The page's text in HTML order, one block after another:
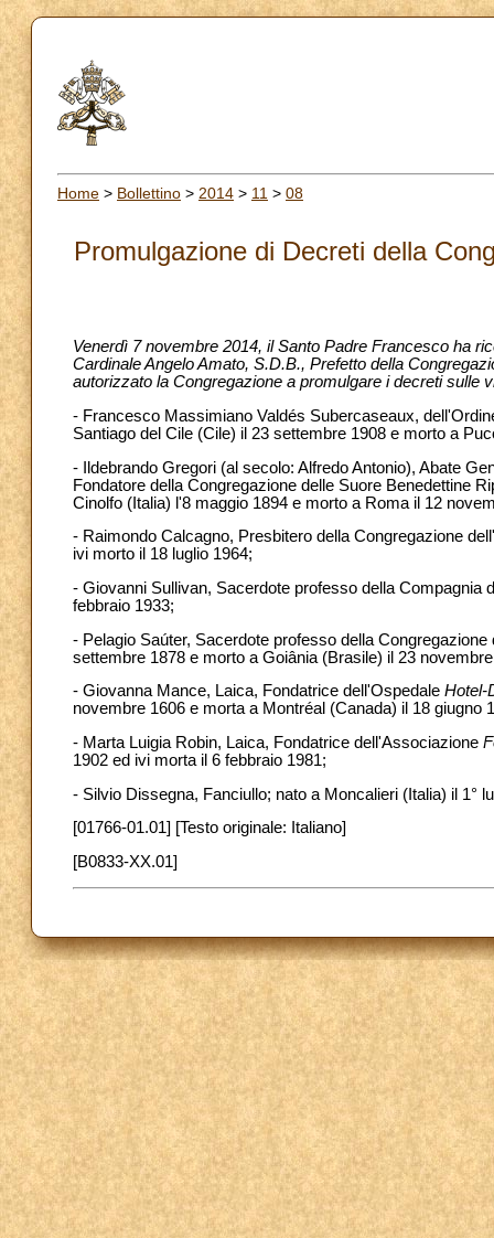
Home > Bollettino > 2014 > 11 > 08
Promulgazione di Decreti della
Venerdì 7 novembre 2014, il Santo Padre Francesco ha
Cardinale Angelo Amato, S.D.B., Prefetto della
autorizzato la Congregazione a promulgare i decreti sulle
- Francesco Massimiano Valdés Subercaseaux,
Santiago del Cile (Cile) il 23 settembre 1908 e morto a
- Ildebrando Gregori (al secolo: Alfredo Antonio), Abate
Fondatore della Congregazione delle Suore Benedettine
Cinolfo (Italia) l'8 maggio 1894 e morto a Roma il 12
- Raimondo Calcagno, Presbitero della Congregazione
ivi morto il 18 luglio 1964;
- Giovanni Sullivan, Sacerdote professo della Compagnia
febbraio 1933;
- Pelagio Saúter, Sacerdote professo della
settembre 1878 e morto a Goiânia (Brasile) il 23
- Giovanna Mance, Laica, Fondatrice dell'Ospedale Hotel-
novembre 1606 e morta a Montréal (Canada) il 18 giugno
- Marta Luigia Robin, Laica, Fondatrice dell'Associazione
1902 ed ivi morta il 6 febbraio 1981;
- Silvio Dissegna, Fanciullo; nato a Moncalieri (Italia) il 1°
[01766-01.01] [Testo originale: Italiano]
[B0833-XX.01]